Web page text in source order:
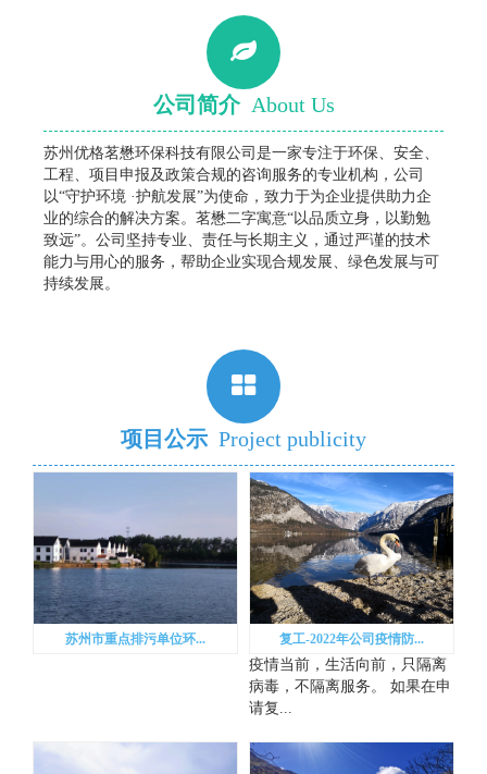
公司简介 About Us
苏州优格茗懋环保科技有限公司是一家专注于环保、安全、
工程、项目申报及政策合规的咨询服务的专业机构，公司
以“守护环境 ·护航发展”为使命，致力于为企业提供助力企
业的综合的解决方案。茗懋二字寓意“以品质立身，以勤勉
致远”。公司坚持专业、责任与长期主义，通过严谨的技术
能力与用心的服务，帮助企业实现合规发展、绿色发展与可
持续发展。
项目公示 Project publicity
苏州市重点排污单位环... 复工-2022年公司疫情防...
疫情当前，生活向前，只隔离
病毒，不隔离服务。 如果在申
请复...